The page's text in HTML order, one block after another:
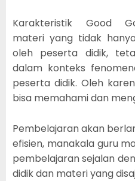
Karakteristik Good
materi yang tidak
oleh peserta didik,
dalam konteks
peserta didik. Oleh
bisa memahami dan
Pembelajaran akan
efisien, manakala guru
pembelajaran sejalan
didik dan materi yang